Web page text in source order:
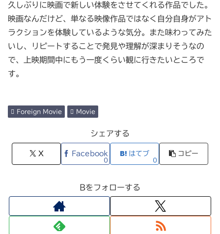
久しぶりに映画で新しい体験をさせてくれる作品でした。
映画なんだけど、単なる映像作品ではなく自分自身がアト
ラクションを体験しているような気分。また味わってみた
いし、リピートすることで発見や理解が深まりそうなの
で、上映期間中にもう一度くらい観に行きたいところで
す。
Foreign Movie Movie
シェアする
X Facebook
0
はてブ
0
コピー
Bをフォローする